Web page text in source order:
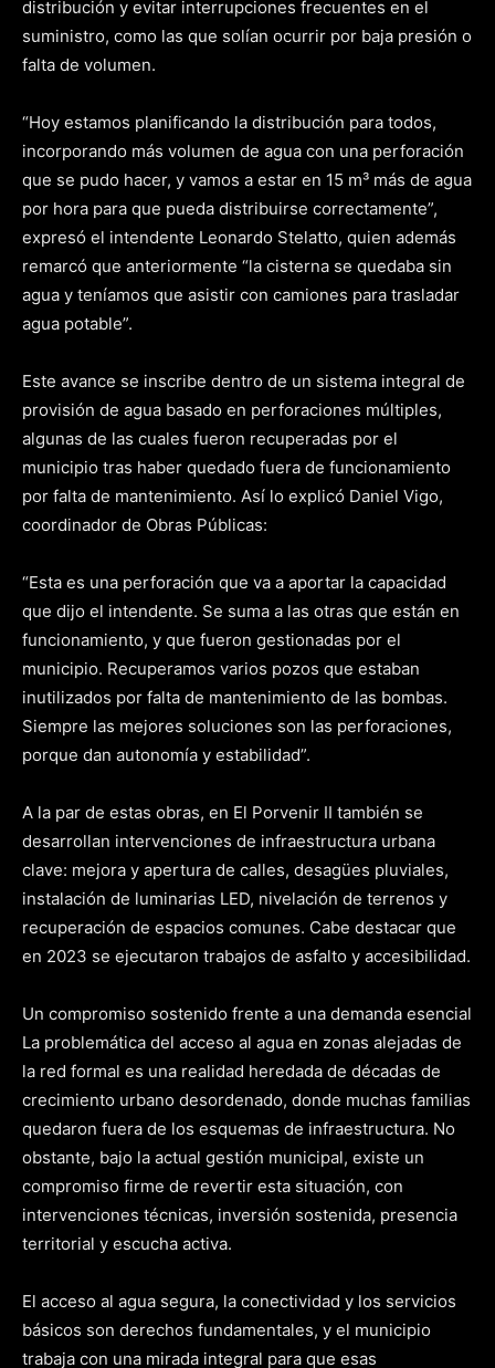
distribución y evitar interrupciones frecuentes en el
suministro, como las que solían ocurrir por baja presión o
falta de volumen.
“Hoy estamos planificando la distribución para todos,
incorporando más volumen de agua con una perforación
que se pudo hacer, y vamos a estar en 15 m³ más de agua
por hora para que pueda distribuirse correctamente”,
expresó el intendente Leonardo Stelatto, quien además
remarcó que anteriormente “la cisterna se quedaba sin
agua y teníamos que asistir con camiones para trasladar
agua potable”.
Este avance se inscribe dentro de un sistema integral de
provisión de agua basado en perforaciones múltiples,
algunas de las cuales fueron recuperadas por el
municipio tras haber quedado fuera de funcionamiento
por falta de mantenimiento. Así lo explicó Daniel Vigo,
coordinador de Obras Públicas:
“Esta es una perforación que va a aportar la capacidad
que dijo el intendente. Se suma a las otras que están en
funcionamiento, y que fueron gestionadas por el
municipio. Recuperamos varios pozos que estaban
inutilizados por falta de mantenimiento de las bombas.
Siempre las mejores soluciones son las perforaciones,
porque dan autonomía y estabilidad”.
A la par de estas obras, en El Porvenir II también se
desarrollan intervenciones de infraestructura urbana
clave: mejora y apertura de calles, desagües pluviales,
instalación de luminarias LED, nivelación de terrenos y
recuperación de espacios comunes. Cabe destacar que
en 2023 se ejecutaron trabajos de asfalto y accesibilidad.
Un compromiso sostenido frente a una demanda esencial
La problemática del acceso al agua en zonas alejadas de
la red formal es una realidad heredada de décadas de
crecimiento urbano desordenado, donde muchas familias
quedaron fuera de los esquemas de infraestructura. No
obstante, bajo la actual gestión municipal, existe un
compromiso firme de revertir esta situación, con
intervenciones técnicas, inversión sostenida, presencia
territorial y escucha activa.
El acceso al agua segura, la conectividad y los servicios
básicos son derechos fundamentales, y el municipio
trabaja con una mirada integral para que esas